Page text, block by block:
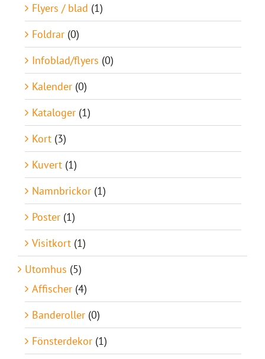
Flyers / blad (1)
Foldrar (0)
Infoblad/flyers (0)
Kalender (0)
Kataloger (1)
Kort (3)
Kuvert (1)
Namnbrickor (1)
Poster (1)
Visitkort (1)
Utomhus (5)
Affischer (4)
Banderoller (0)
Fönsterdekor (1)